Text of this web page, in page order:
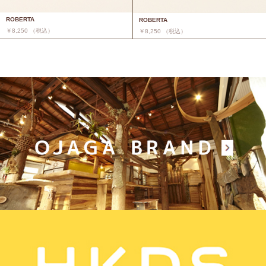
ROBERTA
￥8,250 （税込）
ROBERTA
￥8,250 （税込）